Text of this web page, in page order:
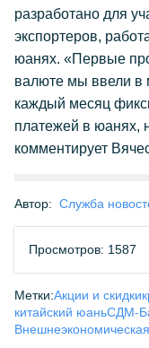
разработано для
экспортеров,
юанях. «Первые
валюте мы ввели в
каждый месяц
платежей в юанях,
комментирует
Автор: Служба
Просмотров: 1587
Метки:Акции и скидки
китайский юаньСДМ-